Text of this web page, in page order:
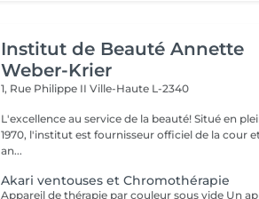
Institut de Beauté Annette
Weber-Krier
1, Rue Philippe IIVille-Haute L-2340
L'excellence au service de la beauté! Situé en plein centre-ville depuis
1970, l'institut est fournisseur officiel de la cour
an...
Akari ventouses et Chromothérapie